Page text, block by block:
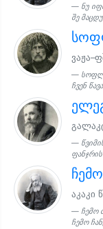
ნუ
შე
ჩვენ
ფანჯრის
აკაკი
ჩემო
ჩემო